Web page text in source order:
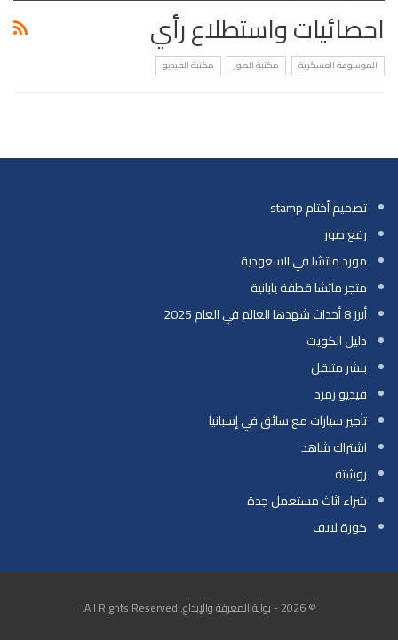
احصائيات واستطلاع رأي
الموسوعة العسكرية مكتبة الصور مكتبة الفيديو
تصميم أختام stamp
رفع صور
مورد ماتشا في السعودية
متجر ماتشا قطفة يابانية
أبرز 8 أحداث شهدها العالم في العام 2025
دليل الكويت
بنشر متنقل
فيديو زمرد
تأجير سيارات مع سائق في إسبانيا
اشتراك شاهد
روشتة
شراء اثاث مستعمل جدة
كورة لايف
© 2026 - بوابة المعرفة والإبداع. All Rights Reserved.